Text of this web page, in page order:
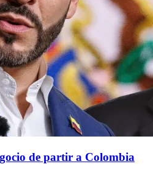
de partir a Colombia